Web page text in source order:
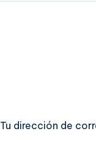
Tu dirección de